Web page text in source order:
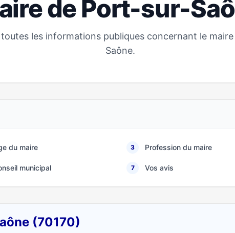
de Port-sur-
les informations publiques concernant le
Saône.
du maire 3 Profession du maire
municipal 7 Vos avis
(70170)